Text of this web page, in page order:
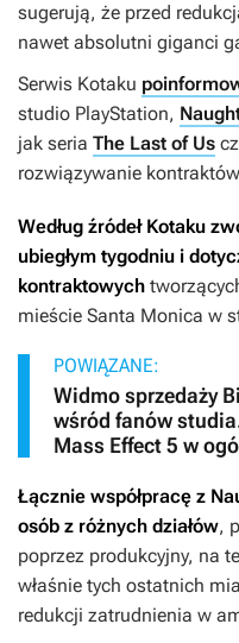
sugerują, że przed
nawet absolutni giganci
Serwis Kotaku
studio PlayStation,
jak seria The Last of Us
rozwiązywanie
Według źródeł Kotaku
ubiegłym tygodniu i
kontraktowych
mieście Santa Monica w
POWIĄZANE:
Widmo sprzedaży
wśród fanów
Mass Effect 5 w
Łącznie współpracę z
osób z różnych działów,
poprzez produkcyjny, na
właśnie tych ostatnich
redukcji zatrudnienia w